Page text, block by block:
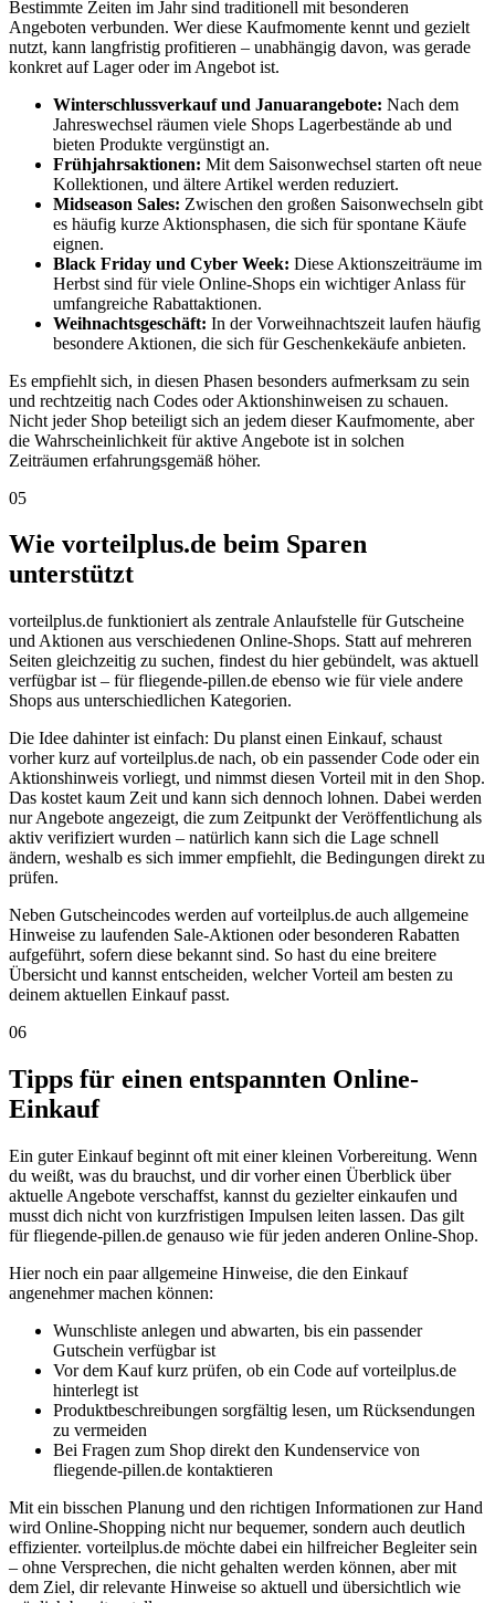
Bestimmte Zeiten im Jahr sind traditionell mit besonderen
Angeboten verbunden. Wer diese Kaufmomente kennt und gezielt
nutzt, kann langfristig profitieren – unabhängig davon, was gerade
konkret auf Lager oder im Angebot ist.
Winterschlussverkauf und Januarangebote: Nach dem
Jahreswechsel räumen viele Shops Lagerbestände ab und
bieten Produkte vergünstigt an.
Frühjahrsaktionen: Mit dem Saisonwechsel starten oft neue
Kollektionen, und ältere Artikel werden reduziert.
Midseason Sales: Zwischen den großen Saisonwechseln gibt
es häufig kurze Aktionsphasen, die sich für spontane Käufe
eignen.
Black Friday und Cyber Week: Diese Aktionszeiträume im
Herbst sind für viele Online-Shops ein wichtiger Anlass für
umfangreiche Rabattaktionen.
Weihnachtsgeschäft: In der Vorweihnachtszeit laufen häufig
besondere Aktionen, die sich für Geschenkekäufe anbieten.
Es empfiehlt sich, in diesen Phasen besonders aufmerksam zu sein
und rechtzeitig nach Codes oder Aktionshinweisen zu schauen.
Nicht jeder Shop beteiligt sich an jedem dieser Kaufmomente, aber
die Wahrscheinlichkeit für aktive Angebote ist in solchen
Zeiträumen erfahrungsgemäß höher.
05
Wie vorteilplus.de beim Sparen
unterstützt
vorteilplus.de funktioniert als zentrale Anlaufstelle für Gutscheine
und Aktionen aus verschiedenen Online-Shops. Statt auf mehreren
Seiten gleichzeitig zu suchen, findest du hier gebündelt, was aktuell
verfügbar ist – für fliegende-pillen.de ebenso wie für viele andere
Shops aus unterschiedlichen Kategorien.
Die Idee dahinter ist einfach: Du planst einen Einkauf, schaust
vorher kurz auf vorteilplus.de nach, ob ein passender Code oder ein
Aktionshinweis vorliegt, und nimmst diesen Vorteil mit in den Shop.
Das kostet kaum Zeit und kann sich dennoch lohnen. Dabei werden
nur Angebote angezeigt, die zum Zeitpunkt der Veröffentlichung als
aktiv verifiziert wurden – natürlich kann sich die Lage schnell
ändern, weshalb es sich immer empfiehlt, die Bedingungen direkt zu
prüfen.
Neben Gutscheincodes werden auf vorteilplus.de auch allgemeine
Hinweise zu laufenden Sale-Aktionen oder besonderen Rabatten
aufgeführt, sofern diese bekannt sind. So hast du eine breitere
Übersicht und kannst entscheiden, welcher Vorteil am besten zu
deinem aktuellen Einkauf passt.
06
Tipps für einen entspannten Online-
Einkauf
Ein guter Einkauf beginnt oft mit einer kleinen Vorbereitung. Wenn
du weißt, was du brauchst, und dir vorher einen Überblick über
aktuelle Angebote verschaffst, kannst du gezielter einkaufen und
musst dich nicht von kurzfristigen Impulsen leiten lassen. Das gilt
für fliegende-pillen.de genauso wie für jeden anderen Online-Shop.
Hier noch ein paar allgemeine Hinweise, die den Einkauf
angenehmer machen können:
Wunschliste anlegen und abwarten, bis ein passender
Gutschein verfügbar ist
Vor dem Kauf kurz prüfen, ob ein Code auf vorteilplus.de
hinterlegt ist
Produktbeschreibungen sorgfältig lesen, um Rücksendungen
zu vermeiden
Bei Fragen zum Shop direkt den Kundenservice von
fliegende-pillen.de kontaktieren
Mit ein bisschen Planung und den richtigen Informationen zur Hand
wird Online-Shopping nicht nur bequemer, sondern auch deutlich
effizienter. vorteilplus.de möchte dabei ein hilfreicher Begleiter sein
– ohne Versprechen, die nicht gehalten werden können, aber mit
dem Ziel, dir relevante Hinweise so aktuell und übersichtlich wie